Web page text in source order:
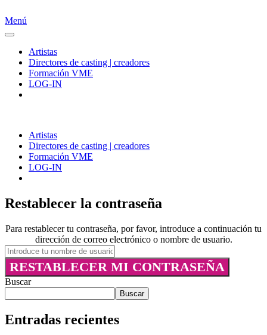
Menú
Artistas
Directores de casting | creadores
Formación VME
LOG-IN
Artistas
Directores de casting | creadores
Formación VME
LOG-IN
Restablecer la contraseña
Para restablecer tu contraseña, por favor, introduce a continuación tu
dirección de correo electrónico o nombre de usuario.
Buscar
Buscar
Entradas recientes